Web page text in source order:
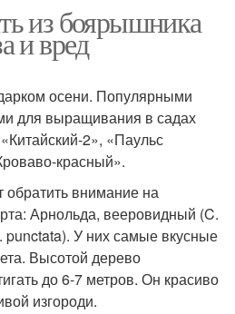
из боярышника
и вред
осени. Популярными
для выращивания в садах
2», «Паульс
красный».
внимание на
Арнольда, вееровидный (C.
punctata). У них самые вкусные
Высотой дерево
до 6-7 метров. Он красиво
изгороди.